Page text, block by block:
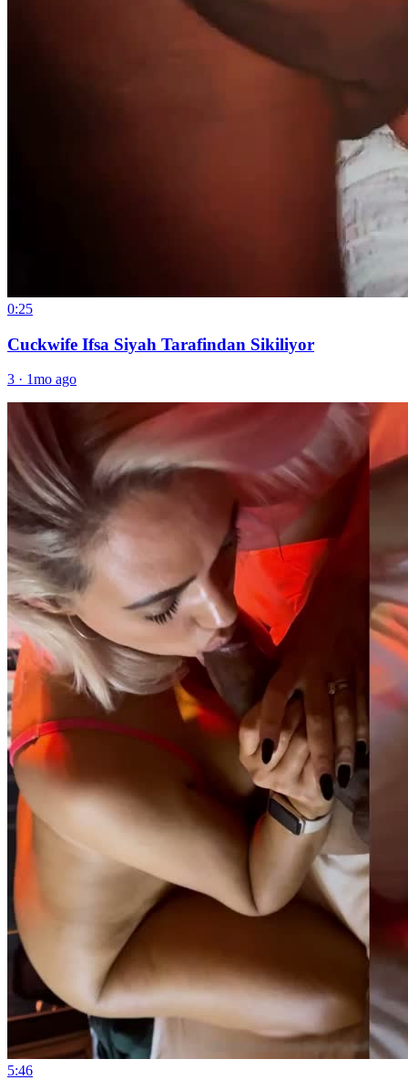
0:25
Cuckwife Ifsa Siyah Tarafindan Sikiliyor
3 · 1mo ago
5:46